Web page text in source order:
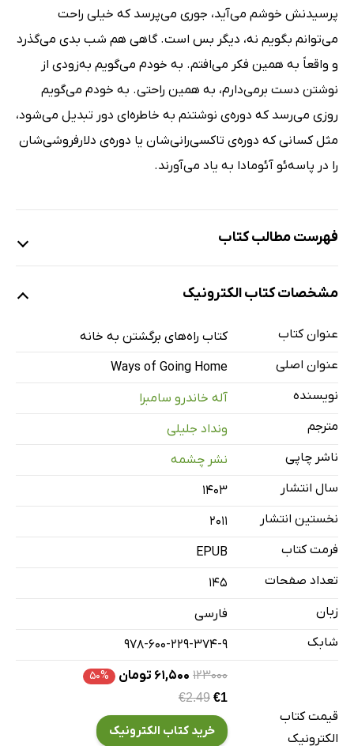
پرسیدنش خوشم می‌آید، جوری می‌پرسد که خیلی راحت
می‌توانم بگویم نه، دیگر بس است. گاهی هم شب بدی می‌گذرد
و واقعاً به همین فکر می‌افتم. به خودم می‌گویم به‌زودی از
نوشتن دست برمی‌دارم، به همین راحتی. به خودم می‌گویم
روزی می‌رسد که دوره‌ی نوشتنم به خاطره‌ای دور تبدیل می‌شود،
مثل کسانی که دوره‌ی تاکسی‌رانی‌شان یا دوره‌ی دلارفروشی‌شان
را در پاسه‌ئو آئومادا به یاد می‌آورند.
فهرست مطالب کتاب
شخصیت‌های فرعی
ادبیات والدین
مشخصات کتاب الکترونیک
عنوان کتاب
کتاب راه‌های برگشتن به خانه
عنوان اصلی
Ways of Going Home
نویسنده
آله خاندرو سامبرا
مترجم
ونداد جلیلی
ناشر چاپی
نشر چشمه
سال انتشار
۱۴۰۳
نخستین انتشار
2011
فرمت کتاب
EPUB
تعداد صفحات
145
زبان
فارسی
شابک
978-600-229-374-9
قیمت کتاب
الکترونیک
۱۲۳۰۰۰ ۶۱,۵۰۰ تومان ۵۰%
€2.49 €1
خرید کتاب الکترونیک